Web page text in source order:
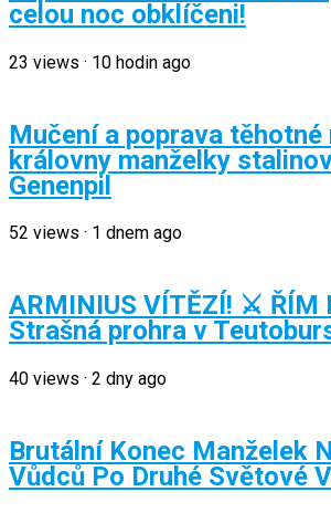
celou noc obklíčeni!
23 views · 10 hodin ago
Mučení a poprava
královny manželky
Genenpil
52 views · 1 dnem ago
ARMINIUS VÍTĚZÍ! ⚔️ ŘÍM
Strašná prohra v
40 views · 2 dny ago
Brutální Konec Manželek
Vůdců Po Druhé Světové